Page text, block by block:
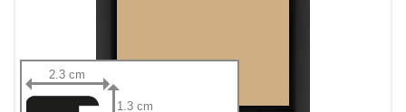
2.3 cm
1.3 cm